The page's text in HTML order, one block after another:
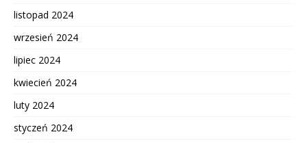
listopad 2024
wrzesień 2024
lipiec 2024
kwiecień 2024
luty 2024
styczeń 2024